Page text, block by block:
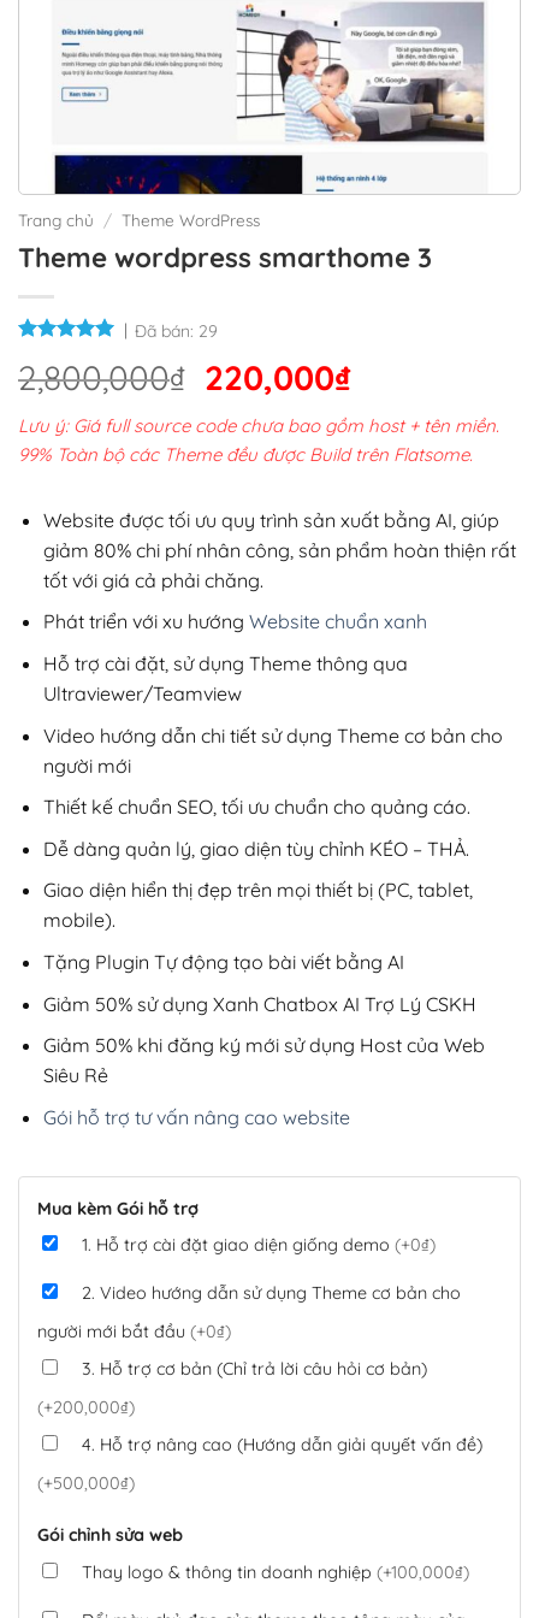
Trang chủ / Theme WordPress
Theme wordpress smarthome 3
Đã bán: 29
2,800,000₫ Giá
gốc
là:
2,800,000₫.
220,000₫Giá
hiện
tại
220,000₫.
Lưu ý: Giá full source code chưa bao gồm host + tên miền.
99% Toàn bộ các Theme đều được Build trên Flatsome.
Website được tối ưu quy trình sản xuất bằng AI, giúp
giảm 80% chi phí nhân công, sản phẩm hoàn thiện rất
tốt với giá cả phải chăng.
Phát triển với xu hướng Website chuẩn xanh
Hỗ trợ cài đặt, sử dụng Theme thông qua
Ultraviewer/Teamview
Video hướng dẫn chi tiết sử dụng Theme cơ bản cho
người mới
Thiết kế chuẩn SEO, tối ưu chuẩn cho quảng cáo.
Dễ dàng quản lý, giao diện tùy chỉnh KÉO – THẢ.
Giao diện hiển thị đẹp trên mọi thiết bị (PC, tablet,
mobile).
Tặng Plugin Tự động tạo bài viết bằng AI
Giảm 50% sử dụng Xanh Chatbox AI Trợ Lý CSKH
Giảm 50% khi đăng ký mới sử dụng Host của Web
Siêu Rẻ
Gói hỗ trợ tư vấn nâng cao website
Mua kèm Gói hỗ trợ
1. Hỗ trợ cài đặt giao diện giống demo (+0₫)
2. Video hướng dẫn sử dụng Theme cơ bản cho
người mới bắt đầu (+0₫)
3. Hỗ trợ cơ bản (Chỉ trả lời câu hỏi cơ bản)
(+200,000₫)
4. Hỗ trợ nâng cao (Hướng dẫn giải quyết vấn đề)
(+500,000₫)
Gói chỉnh sửa web
Thay logo & thông tin doanh nghiệp (+100,000₫)